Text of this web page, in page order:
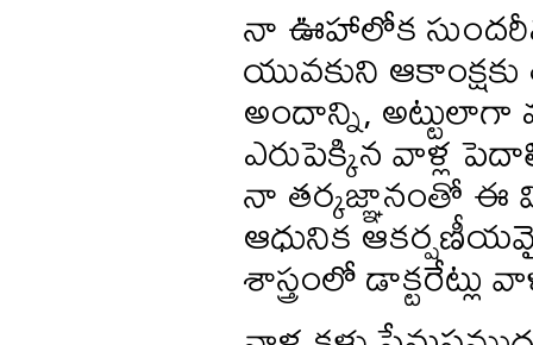
నా ఊహాలోక
యువకుని
అందాన్ని,
ఎరుపెక్కిన వాళ్ల
నా తర్కజ్ఞానంతో ఈ
ఆధునిక
శాస్త్రంలో డాక్టరేట్లు